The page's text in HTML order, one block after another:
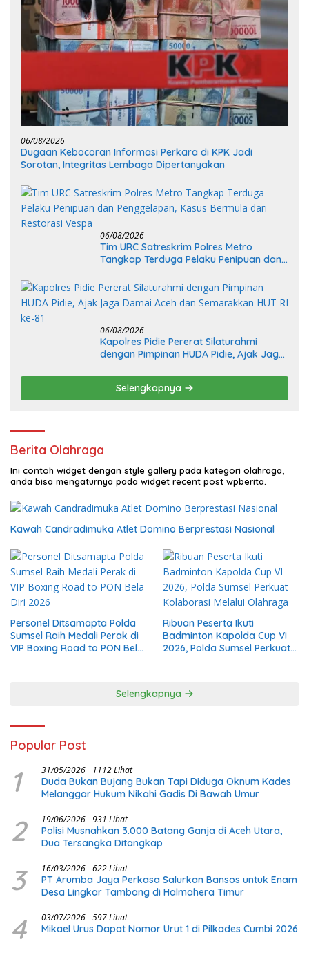
06/08/2026
Dugaan Kebocoran Informasi Perkara di KPK Jadi
Sorotan, Integritas Lembaga Dipertanyakan
06/08/2026
Tim URC Satreskrim Polres Metro
Tangkap Terduga Pelaku Penipuan dan
Restorasi Vespa
06/08/2026
Kapolres Pidie Pererat Silaturahmi
dengan Pimpinan HUDA Pidie, Ajak Jaga
81
Selengkapnya
Berita Olahraga
Ini contoh widget dengan style gallery pada kategori olahraga,
anda bisa mengaturnya pada widget recent post wpberita.
Kawah Candradimuka Atlet Domino Berprestasi Nasional
Personel Ditsamapta Polda
Sumsel Raih Medali Perak di
VIP Boxing Road to PON Bela
Ribuan Peserta Ikuti
Badminton Kapolda Cup VI
2026, Polda Sumsel Perkuat
Selengkapnya
Popular Post
1 31/05/2026 1112 Lihat
Duda Bukan Bujang Bukan Tapi Diduga Oknum Kades
Melanggar Hukum Nikahi Gadis Di Bawah Umur
2 19/06/2026 931 Lihat
Polisi Musnahkan 3.000 Batang Ganja di Aceh Utara,
Dua Tersangka Ditangkap
3 16/03/2026 622 Lihat
PT Arumba Jaya Perkasa Salurkan Bansos untuk Enam
Desa Lingkar Tambang di Halmahera Timur
4 03/07/2026 597 Lihat
Mikael Urus Dapat Nomor Urut 1 di Pilkades Cumbi 2026